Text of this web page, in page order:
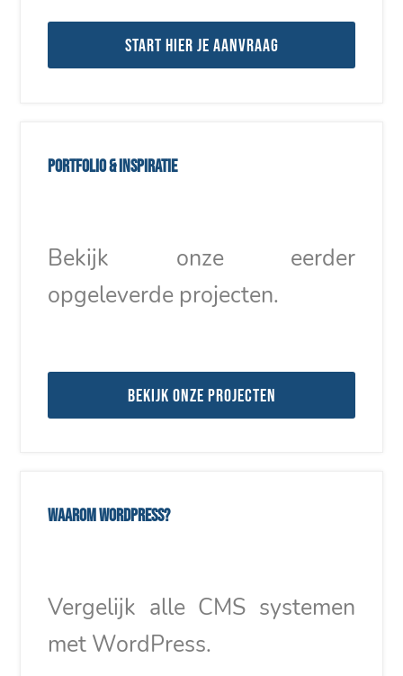
Start hier je aanvraag
Portfolio & inspiratie
Bekijk onze eerder
opgeleverde projecten.
Bekijk onze projecten
Waarom WordPress?
Vergelijk alle CMS systemen
met WordPress.